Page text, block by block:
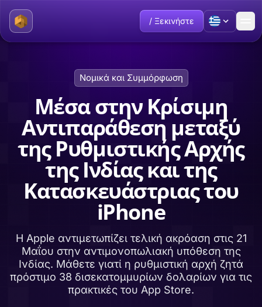
/ Ξεκινήστε
Νομικά και Συμμόρφωση
Μέσα στην Κρίσιμη
Αντιπαράθεση μεταξύ
της Ρυθμιστικής Αρχής
της Ινδίας και της
Κατασκευάστριας του
iPhone
Η Apple αντιμετωπίζει τελική ακρόαση στις 21
Μαΐου στην αντιμονοπωλιακή υπόθεση της
Ινδίας. Μάθετε γιατί η ρυθμιστική αρχή ζητά
πρόστιμο 38 δισεκατομμυρίων δολαρίων για τις
πρακτικές του App Store.